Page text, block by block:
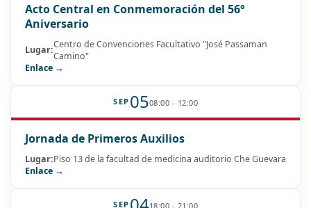
Acto Central en Conmemoración del 56°
Aniversario
Lugar:Centro de Convenciones Facultativo "José Passaman
Camino"
Enlace →
SEP 0508:00 - 12:00
Jornada de Primeros Auxilios
Lugar:Piso 13 de la facultad de medicina auditorio Che Guevara
Enlace →
SEP 18:00 - 21:00